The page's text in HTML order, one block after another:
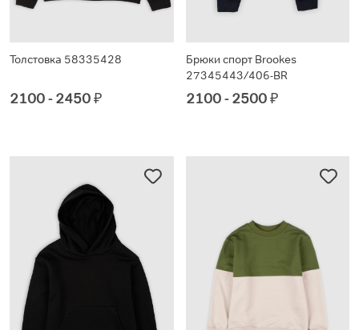
Толстовка 58335428
2100 - 2450₽
Брюки спорт Brookes
27345443/406-BR
2100 - 2500₽